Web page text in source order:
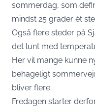
sommerdag, som
mindst 25 grader ét
Også flere steder på
det lunt med
Her vil mange kunne
behageligt
bliver flere.
Fredagen starter